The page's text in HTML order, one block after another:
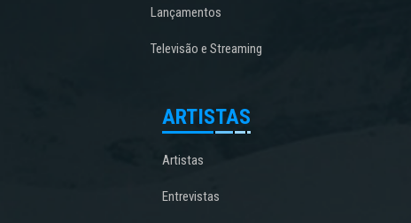
Lançamentos
Televisão e Streaming
ARTISTAS
Artistas
Entrevistas